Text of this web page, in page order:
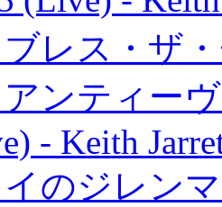
レス・ザ
ンティー
- Keith
のジレン